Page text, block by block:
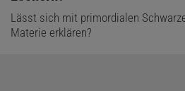
Lässt sich mit primordialen
Materie erklären?